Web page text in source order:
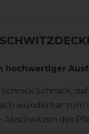
hochwertiger
Schnack,
wunderbar zum
des